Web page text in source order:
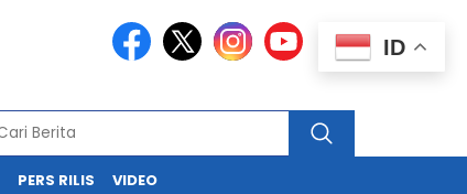
PERS RILIS VIDEO
ID